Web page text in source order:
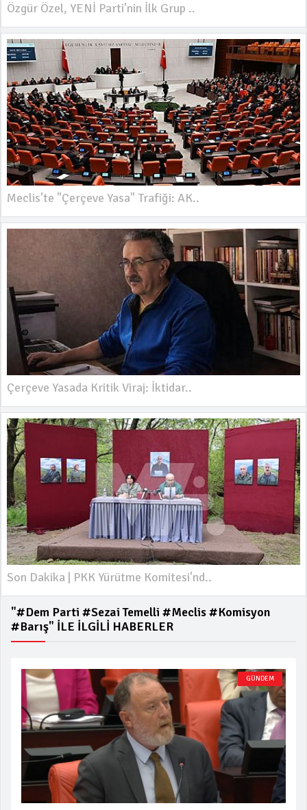
Özgür Özel, YENİ Parti'nin İlk Grup ..
Meclis'te "Çerçeve Yasa" Trafiği: AK..
Çerçeve Yasada Kritik Viraj: İktidar..
Son Dakika | PKK Yürütme Komitesi'nd..
"#dem Parti #sezai Temelli #meclis #komisyon
#barış" İLE İLGİLİ HABERLER
GÜNDEM